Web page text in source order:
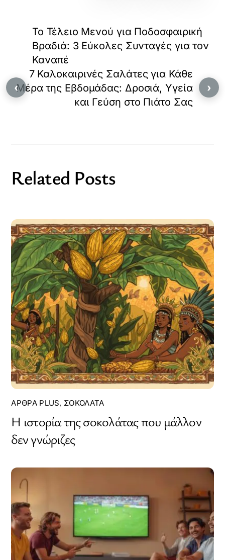
Το Τέλειο Μενού για Ποδοσφαιρική
Βραδιά: 3 Εύκολες Συνταγές για τον
Καναπέ
7 Καλοκαιρινές Σαλάτες για Κάθε
Μέρα της Εβδομάδας: Δροσιά, Υγεία
και Γεύση στο Πιάτο Σας
Related Posts
ΆΡΘΡΑ PLUS, ΣΟΚΟΛΆΤΑ
Η ιστορία της σοκολάτας που μάλλον
δεν γνώριζες
‹ ›